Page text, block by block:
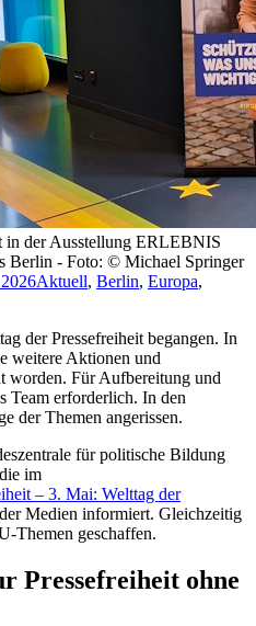
in der Ausstellung ERLEBNIS
Berlin - Foto: © Michael Springer
Aktuell, Berlin, Europa,
der Pressefreiheit begangen. In
weitere Aktionen und
worden. Für Aufbereitung und
Team erforderlich. In den
der Themen angerissen.
für politische Bildung
im
– 3. Mai: Welttag der
Medien informiert. Gleichzeitig
Themen geschaffen.
Pressefreiheit ohne